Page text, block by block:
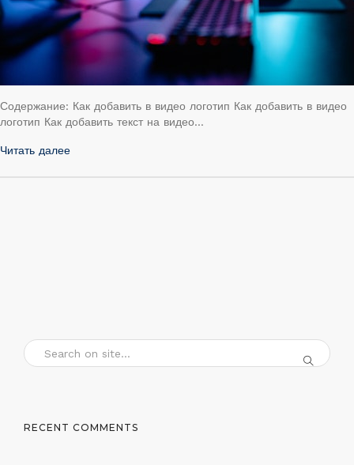
Содержание: Как добавить в видео логотип Как добавить в видео
логотип Как добавить текст на видео…
Читать далее
RECENT COMMENTS